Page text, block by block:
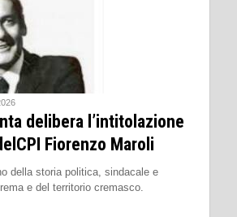
delibera l’intitolazione
Fiorenzo Maroli
della storia politica, sindacale e
e del territorio cremasco.